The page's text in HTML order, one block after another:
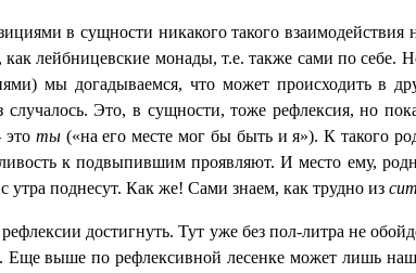
в сущности никакого такого
лейбницевские монады, т.е. также сами по
мы догадываемся, что может происходить в
случалось. Это, в сущности, тоже рефлексия, но
это ты («на его месте мог бы быть и я»). К такого
к подвыпившим проявляют. И место ему,
утра поднесут. Как же! Сами знаем, как трудно из
достигнуть. Тут уже без пол-литра не
Еще выше по рефлексивной лесенке может лишь